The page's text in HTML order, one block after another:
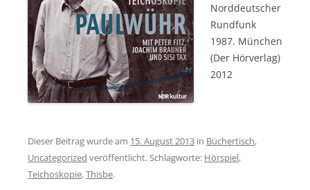
Norddeutscher
Rundfunk
1987. München
(Der Hörverlag)
2012
Dieser Beitrag wurde am 15. August 2013in Büchertisch,
Uncategorized veröffentlicht. Schlagworte: Hörspiel,
Teichoskopie,Thisbe.